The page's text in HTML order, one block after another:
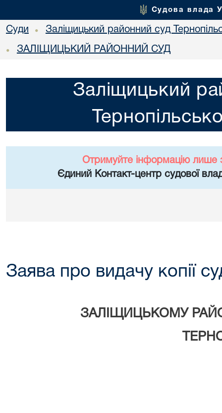
Судова влада
Суди • Заліщицький районний суд
• ЗАЛІЩИЦЬКИЙ РАЙОННИЙ СУД
Заліщицький
Отримуйте інформацію лише
Єдиний Контакт-центр судової
Заява про видачу копії
ЗАЛІЩИЦЬКОМУ